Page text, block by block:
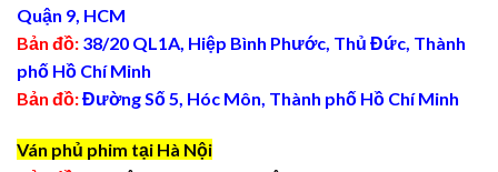
Quận 9, HCM
Bản đồ: 38/20 QL1A, Hiệp Bình Phước, Thủ Đức, Thành
phố Hồ Chí Minh
Bản đồ:Đường Số 5, Hóc Môn, Thành phố Hồ Chí Minh
Ván phủ phim tại Hà Nội